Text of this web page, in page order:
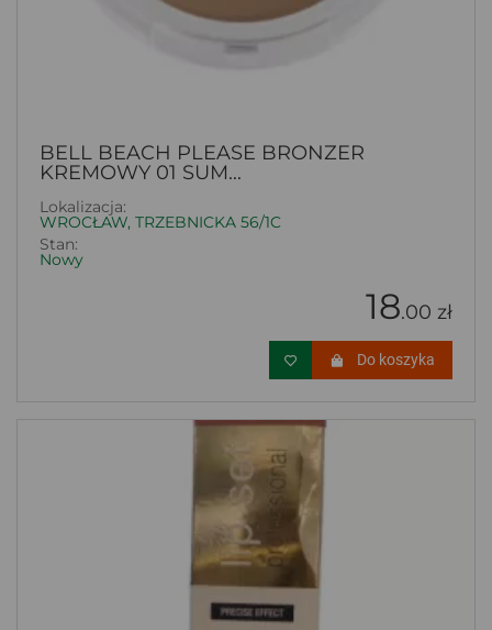
BELL BEACH PLEASE BRONZER
KREMOWY 01 SUM...
Lokalizacja:
WROCŁAW, TRZEBNICKA 56/1C
Stan:
Nowy
18.00 zł
Do koszyka